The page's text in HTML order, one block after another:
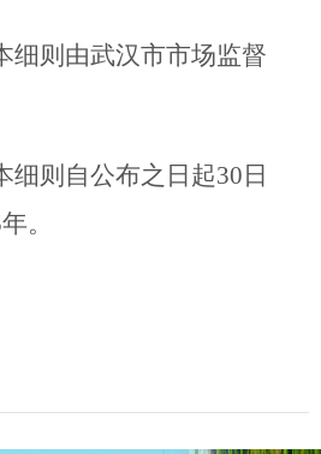
细则由武汉市市场监督
细则自公布之日起30日
。